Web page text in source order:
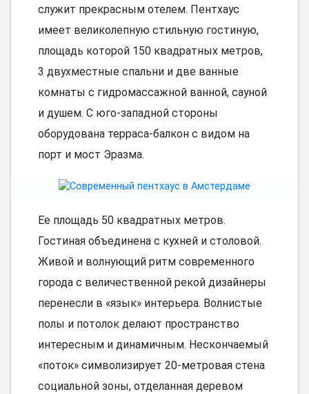
служит прекрасным отелем. Пентхаус
имеет великолепную стильную гостиную,
площадь которой 150 квадратных метров,
3 двухместные спальни и две ванные
комнаты с гидромассажной ванной, сауной
и душем. С юго-западной стороны
оборудована терраса-балкон с видом на
порт и мост Эразма.
Ее площадь 50 квадратных метров.
Гостиная объединена с кухней и столовой.
Живой и волнующий ритм современного
города с величественной рекой дизайнеры
перенесли в «язык» интерьера. Волнистые
полы и потолок делают пространство
интересным и динамичным. Нескончаемый
«поток» символизирует 20-метровая стена
социальной зоны, отделанная деревом